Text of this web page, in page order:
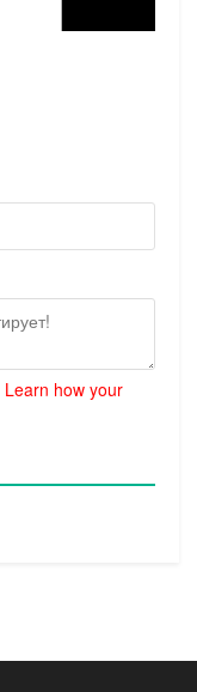
Learn how your